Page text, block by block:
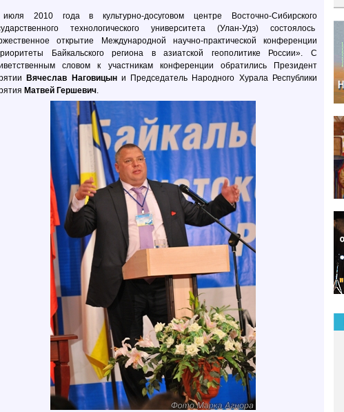
2010 года в культурно-досуговом центре Восточно-Сибирского
технологического университета (Улан-Удэ) состоялось
открытие Международной научно-практической конференции
Байкальского региона в азиатской геополитике России». С
словом к участникам конференции обратились Президент
Вячеслав Наговицыни Председатель Народного Хурала Республики
Матвей Гершевич